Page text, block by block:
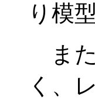
り模
また
く、